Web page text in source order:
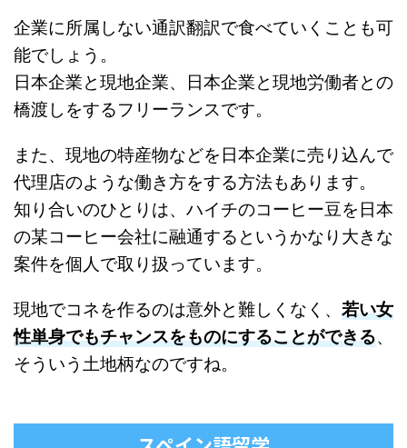
企業に所属しない通訳翻訳で食べていくことも可
能でしょう。
日本企業と現地企業、日本企業と現地労働者との
橋渡しをするフリーランスです。
また、現地の特産物などを日本企業に売り込んで
代理店のような働き方をする方法もあります。
知り合いのひとりは、ハイチのコーヒー豆を日本
の某コーヒー会社に融通するというかなり大きな
案件を個人で取り扱っています。
現地でコネを作るのは意外と難しくなく、 若い女
性単身でもチャンスをものにすることができる、
そういう土地柄なのですね。